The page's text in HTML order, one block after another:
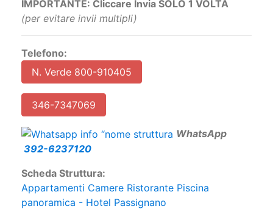
Telefono:
346-7347069
Scheda Struttura:
panoramica - Hotel Passignano